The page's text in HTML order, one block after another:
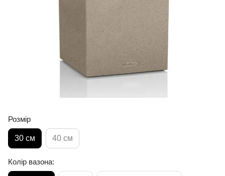
Розмір
30 см 40 см
Колір вазона: